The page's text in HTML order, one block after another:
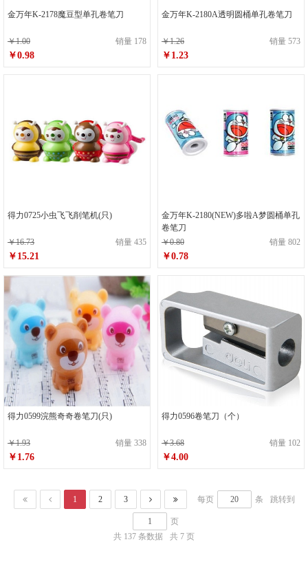
金万年K-2178魔豆型单孔卷笔刀
￥1.00 销量 178
￥0.98
金万年K-2180A透明圆桶单孔卷笔刀
￥1.26 销量 573
￥1.23
得力0725小虫飞飞削笔机(只)
￥16.73 销量 435
￥15.21
金万年K-2180(NEW)多啦A梦圆桶单孔
卷笔刀
￥0.80
销量 802
￥0.78
得力0599浣熊奇奇卷笔刀(只)
￥1.93 销量 338
￥1.76
得力0596卷笔刀（个）
￥3.68 销量 102
￥4.00
1 2 3 每页 条 跳转到
页
共 137 条数据
共 7 页